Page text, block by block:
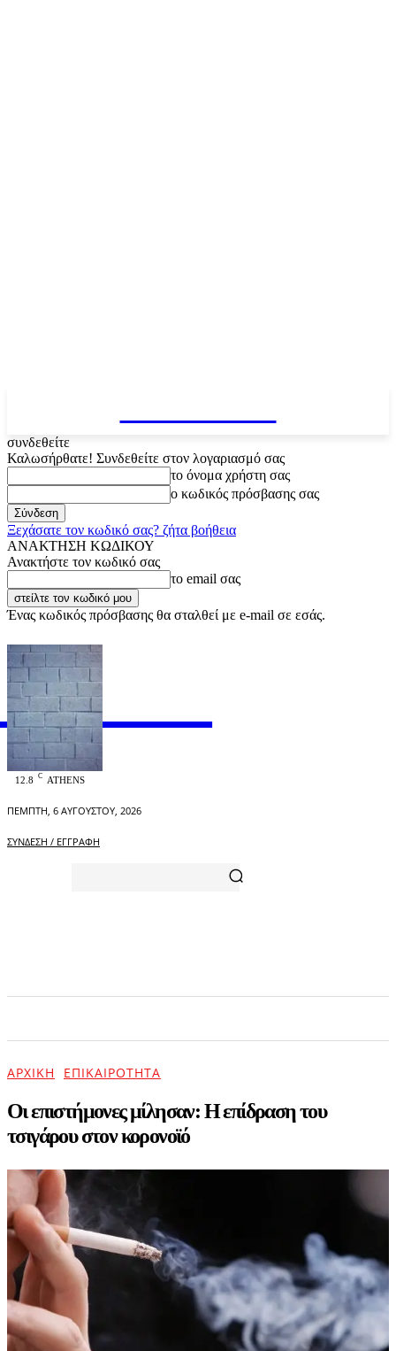
συνδεθείτε
Καλωσήρθατε! Συνδεθείτε στον λογαριασμό σας
το όνομα χρήστη σας
ο κωδικός πρόσβασης σας
Ξεχάσατε τον κωδικό σας? ζήτα βοήθεια
ΑΝΑΚΤΗΣΗ ΚΩΔΙΚΟΥ
Ανακτήστε τον κωδικό σας
το email σας
Ένας κωδικός πρόσβασης θα σταλθεί με e-mail σε εσάς.
OFFICIAL
12.8 C ATHENS
ΠΈΜΠΤΗ, 6 ΑΥΓΟΎΣΤΟΥ, 2026
ΣΎΝΔΕΣΗ / ΕΓΓΡΑΦΉ
ΑΡΧΙΚΉ ΕΠΙΚΑΙΡΌΤΗΤΑ
Οι επιστήμονες μίλησαν: Η επίδραση του
τσιγάρου στον κορονοϊό